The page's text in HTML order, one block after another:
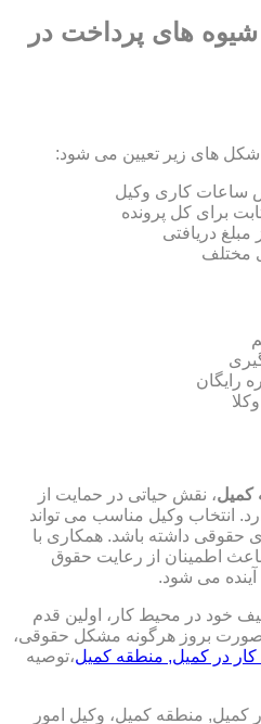
های پرداخت در
شکل های زیر تعیین می شود:
ساعات کاری وکیل
برای کل پرونده
دریافتی
مختلف
رایگان
کمیل، نقش حیاتی در حمایت از
انتخاب وکیل مناسب می تواند
حقوقی داشته باشد. همکاری با
اطمینان از رعایت حقوق
می شود.
خود در محیط کار، اولین قدم
بروز هرگونه مشکل حقوقی،
در کمیل, منطقه کمیل،توصیه
کمیل, منطقه کمیل، وکیل امور